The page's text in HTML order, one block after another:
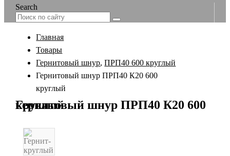
Search
Главная
Товары
Гернитовый шнур,ПРП40 600 круглый
Гернитовый шнур ПРП40 К20 600
круглый
Гернитовый шнур ПРП40 К20 600 круглый